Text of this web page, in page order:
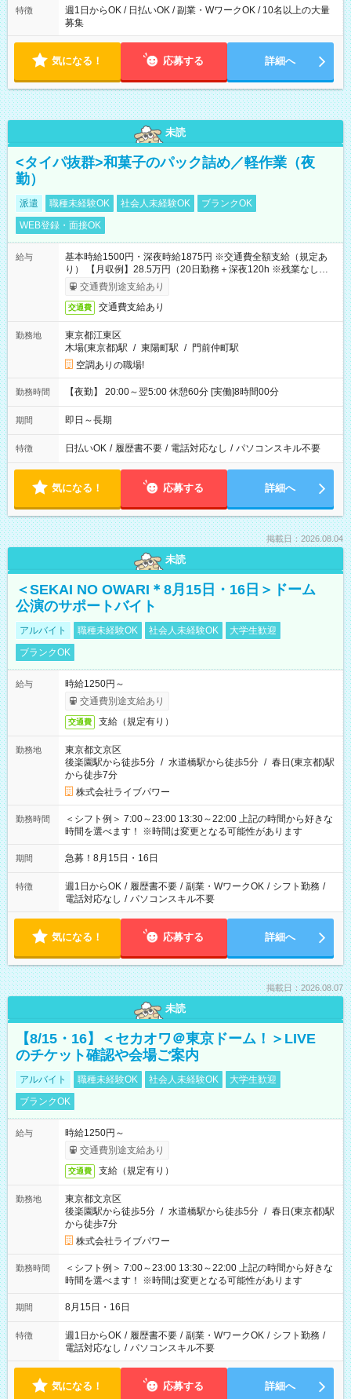
特徴
週1日からOK / 日払いOK / 副業・WワークOK / 10名以上の大量
募集
気になる！ 応募する 詳細へ
未読
<タイパ抜群>和菓子のパック詰め／軽作業（夜
勤）
派遣 職種未経験OK 社会人未経験OK
ブランクOK
WEB登録・面接OK
給与
基本時給1500円・深夜時給1875円 ※交通費全額支給（規定あ
り） 【月収例】28.5万円（20日勤務＋深夜120h ※残業なしの場
合）交通費別途支給あり
交通費 交通費支給あり
勤務地
東京都江東区
木場(東京都)駅 / 東陽町駅 / 門前仲町駅
空調ありの職場!
勤務時間 【夜勤】 20:00～翌5:00 休憩60分 [実働]8時間00分
期間 即日～長期
特徴 日払いOK / 履歴書不要 / 電話対応なし / パソコンスキル不要
気になる！ 応募する 詳細へ
掲載日：2026.08.04
未読
＜SEKAI NO OWARI＊8月15日・16日＞ドーム
公演のサポートバイト
アルバイト 職種未経験OK 社会人未経験OK
大学生歓迎
ブランクOK
給与
時給1250円～
交通費別途支給あり
交通費 支給（規定有り）
勤務地
東京都文京区
後楽園駅から徒歩5分 / 水道橋駅から徒歩5分 / 春日(東京都)駅
から徒歩7分
株式会社ライブパワー
勤務時間
＜シフト例＞ 7:00～23:00 13:30～22:00 上記の時間から好きな
時間を選べます！ ※時間は変更となる可能性があります
期間 急募！8月15日・16日
特徴 週1日からOK / 履歴書不要 / 副業・WワークOK / シフト勤務 /
電話対応なし / パソコンスキル不要
気になる！ 応募する 詳細へ
掲載日：2026.08.07
未読
【8/15・16】＜セカオワ＠東京ドーム！＞LIVE
のチケット確認や会場ご案内
アルバイト 職種未経験OK 社会人未経験OK
大学生歓迎
ブランクOK
給与
時給1250円～
交通費別途支給あり
交通費 支給（規定有り）
勤務地
東京都文京区
後楽園駅から徒歩5分 / 水道橋駅から徒歩5分 / 春日(東京都)駅
から徒歩7分
株式会社ライブパワー
勤務時間
＜シフト例＞ 7:00～23:00 13:30～22:00 上記の時間から好きな
時間を選べます！ ※時間は変更となる可能性があります
期間 8月15日・16日
特徴 週1日からOK / 履歴書不要 / 副業・WワークOK / シフト勤務 /
電話対応なし / パソコンスキル不要
気になる！ 応募する 詳細へ